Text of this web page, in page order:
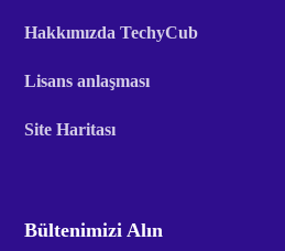
Hakkımızda TechyCub
Lisans anlaşması
Site Haritası
Bültenimizi Alın